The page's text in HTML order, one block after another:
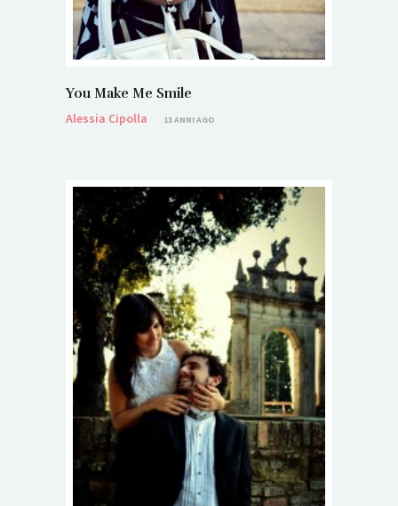
You Make Me Smile
Alessia Cipolla
13 ANNI AGO